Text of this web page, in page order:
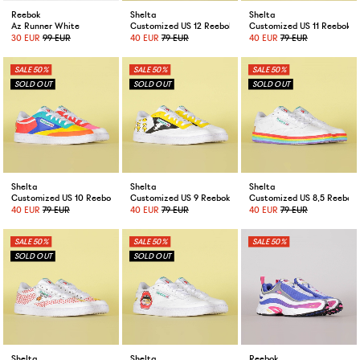
Reebok
Az Runner White
30 EUR 99 EUR
Shelta
Customized US 12 Reebok Club C by Florange
40 EUR 79 EUR
Shelta
Customized US 11 Reebok
40 EUR 79 EUR
50%
Shelta
Customized US 10 Reebok Club C by Florange
40 EUR 79 EUR
50%
Shelta
Customized US 9 Reebok Club C by Florange
40 EUR 79 EUR
50%
Shelta
Customized US 8,5 Reebok
40 EUR 79 EUR
50% 50% 50%